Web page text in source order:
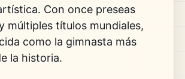
Con once preseas
múltiples títulos mundiales,
como la gimnasta más
la historia.